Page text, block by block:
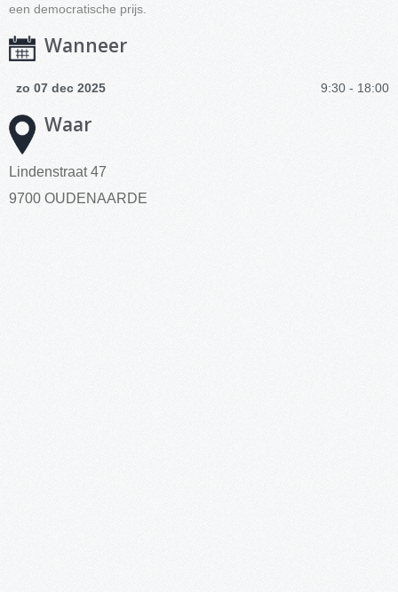
een democratische prijs.
Wanneer
zo 07 dec 2025 9:30 - 18:00
Waar
Lindenstraat 47
9700 OUDENAARDE